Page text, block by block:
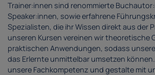
Trainer:innen sind renommierte
Speaker:innen, sowie erfahrene
Spezialisten, die ihr Wissen direkt aus der
unseren Kursen vereinen wir theoretische
praktischen Anwendungen, sodass
das Erlernte unmittelbar umsetzen
unsere Fachkompetenz und gestalte mit